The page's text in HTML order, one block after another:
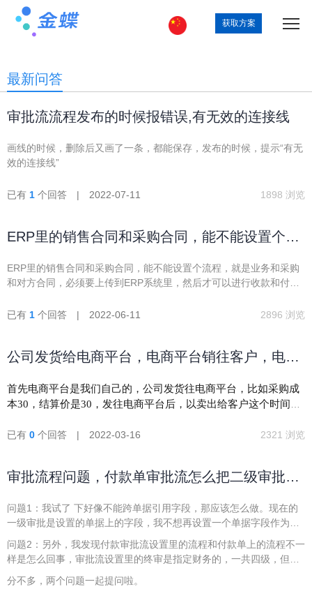
获取方案
最新问答
审批流流程发布的时候报错误,有无效的连接线
画线的时候，删除后又画了一条，都能保存，发布的时候，提示“有无
效的连接线”
已有 1 个回答 | 2022-07-11 1898 浏览
ERP里的销售合同和采购合同，能不能设置个流
ERP系统里，然后才可以进行收款和付款单的提
ERP里的销售合同和采购合同，能不能设置个流程，就是业务和采购
和对方合同，必须要上传到ERP系统里，然后才可以进行收款和付款
已有 1 个回答 | 2022-06-11 2896 浏览
公司发货给电商平台，电商平台销往客户，电商
首先电商平台是我们自己的，公司发货往电商平台，比如采购成
本30，结算价是30，发往电商平台后，以卖出给客户这个时间点
财务想看到的报表，比如电商卖出去的价格是35元，想看到整体
已有 0 个回答 | 2022-03-16 2321 浏览
审批流程问题，付款单审批流怎么把二级审批人
问题1：我试了 下好像不能跨单据引用字段，那应该怎么做。现在的
一级审批是设置的单据上的字段，我不想再设置一个单据字段作为二
级审批人，有其它办法吗？
问题2：另外，我发现付款审批流设置里的流程和付款单上的流程不一
样是怎么回事，审批流设置里的终审是指定财务的，一共四级，但是
我看到单据上有的有五级，中间多了一个总经理审批，有的是四级但
是终审财务的没有看到，是总经理终审的？这是啥回事呢？ 是不是审
分不多，两个问题一起提问啦。